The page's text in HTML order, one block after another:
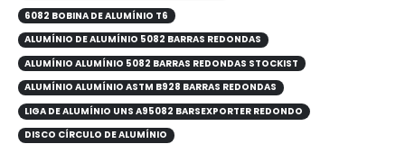
6082 BOBINA DE ALUMÍNIO T6
ALUMÍNIO DE ALUMÍNIO 5082 BARRAS REDONDAS
ALUMÍNIO ALUMÍNIO 5082 BARRAS REDONDAS STOCKIST
ALUMÍNIO ALUMÍNIO ASTM B928 BARRAS REDONDAS
LIGA DE ALUMÍNIO UNS A95082 BARSEXPORTER REDONDO
DISCO CÍRCULO DE ALUMÍNIO